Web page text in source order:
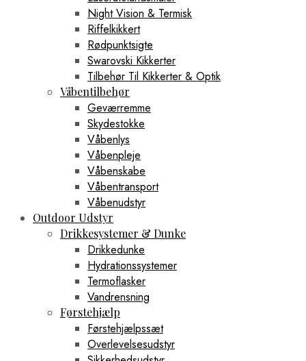
Night Vision & Termisk
Riffelkikkert
Rødpunktsigte
Swarovski Kikkerter
Tilbehør Til Kikkerter & Optik
Våbentilbehør
Geværremme
Skydestokke
Våbenlys
Våbenpleje
Våbenskabe
Våbentransport
Våbenudstyr
Outdoor Udstyr
Drikkesystemer & Dunke
Drikkedunke
Hydrationssystemer
Termoflasker
Vandrensning
Førstehjælp
Førstehjælpssæt
Overlevelsesudstyr